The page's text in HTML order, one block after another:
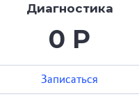
Диагностика
0 Р
Записаться